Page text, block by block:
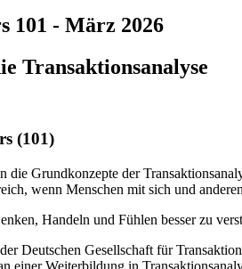
101 - März 2026
Transaktionsanalyse
(101)
die Grundkonzepte der
wenn Menschen mit sich und
Handeln und Fühlen besser zu
Deutschen Gesellschaft für